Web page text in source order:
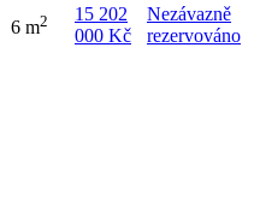
6 m2
15 202
000 Kč
Nezávazně
rezervováno